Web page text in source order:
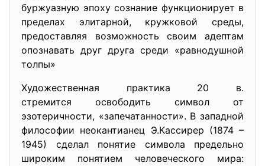
буржуазную эпоху сознание функционирует в
пределах элитарной, кружковой среды,
предоставляя возможность своим адептам
опознавать друг друга среди «равнодушной
толпы»
Художественная практика 20 в.
стремится освободить символ от
эзотеричности, «запечатанности». В западной
философии неокантианец Э.Кассирер (1874 –
1945) сделал понятие символа предельно
широким понятием человеческого мира: